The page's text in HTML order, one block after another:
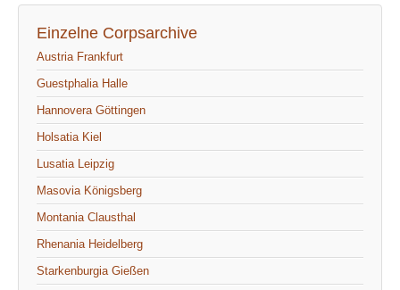
Einzelne Corpsarchive
Austria Frankfurt
Guestphalia Halle
Hannovera Göttingen
Holsatia Kiel
Lusatia Leipzig
Masovia Königsberg
Montania Clausthal
Rhenania Heidelberg
Starkenburgia Gießen